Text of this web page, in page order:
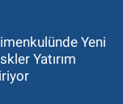
Yeni
Yatırım